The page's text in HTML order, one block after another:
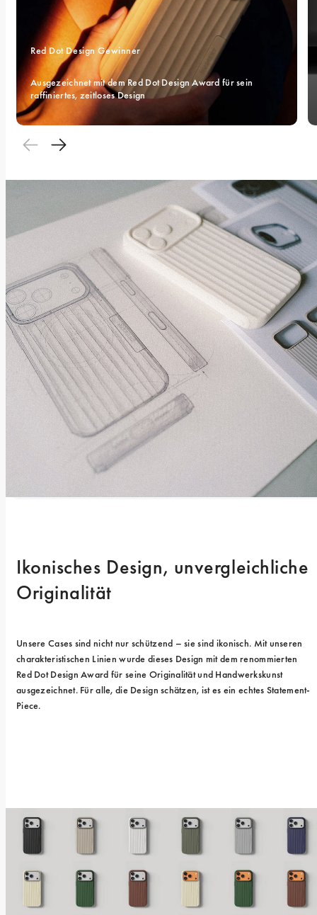
Red Dot Design Gewinner
Ausgezeichnet mit dem Red Dot Design Award für sein
raffiniertes, zeitloses Design
Ikonisches Design, unvergleichliche
Originalität
Unsere Cases sind nicht nur schützend – sie sind ikonisch. Mit unseren
charakteristischen Linien wurde dieses Design mit dem renommierten
Red Dot Design Award für seine Originalität und Handwerkskunst
ausgezeichnet. Für alle, die Design schätzen, ist es ein echtes Statement-
Piece.